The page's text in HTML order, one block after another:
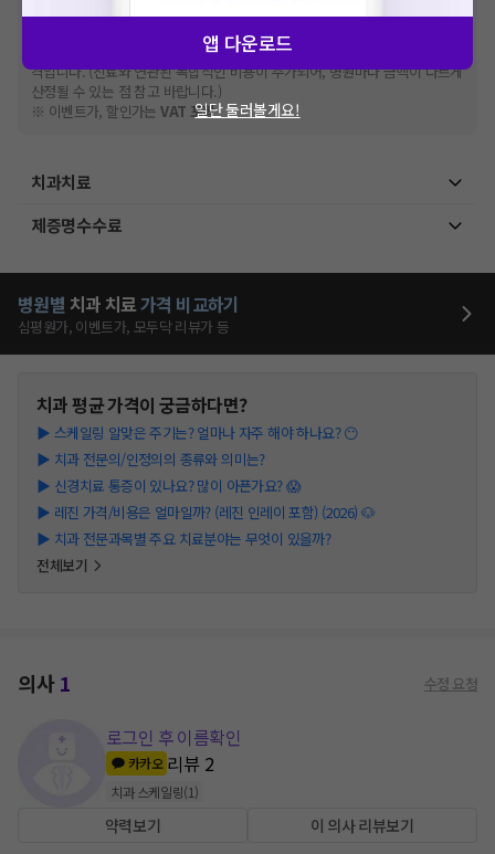
※비급여 항목의 경우,추가비용 등으로 실제 가격과 상이할 수 있으니, 정확
한 가격은 해당 의료기관에 직접 문의해주세요.
건강보험심사평가원에 고지되어 있는 급여 진료 기준 가
격입니다. (진료와 연관된 복합적인 비용이 추가되어, 병원마다 금액이 다르게
산정될 수 있는 점 참고 바랍니다.)
※ 이벤트가, 할인가는VAT 포함
치과치료
제증명수수료
병원별 치과 치료가격 비교하기
심평원가, 이벤트가, 모두닥 리뷰가 등
치과평균 가격이 궁금하다면?
▶ 스케일링 알맞은 주기는? 얼마나 자주 해야 하나요? 😶
▶ 치과 전문의/인정의의 종류와 의미는?
▶ 신경치료 통증이 있나요? 많이 아픈가요? 😱
▶ 레진 가격/비용은 얼마일까? (레진 인레이 포함) (2026) 🐶
▶ 치과 전문과목별 주요 치료분야는 무엇이 있을까?
전체보기
의사1 수정 요청
로그인 후 이름확인
카카오 리뷰 2
치과 스케일링(1)
약력보기 이 의사 리뷰보기
앱 다운로드
일단 둘러볼게요!